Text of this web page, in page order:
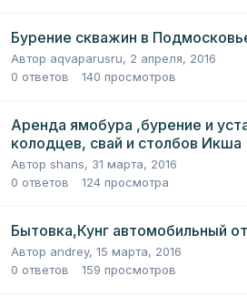
Бурение скважин в
Автор aqvaparusru, 2 апреля, 2016
0 ответов 140 просмотров
Аренда ямобура ,бурение и
колодцев, свай и столбов Икша
Автор shans, 31 марта, 2016
0 ответов 124 просмотра
Бытовка,Кунг автомобильный
Автор andrey, 15 марта, 2016
0 ответов 159 просмотров